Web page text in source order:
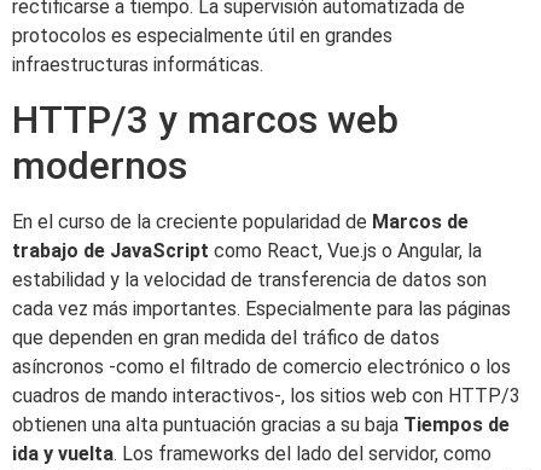
rectificarse a tiempo. La supervisión automatizada de
protocolos es especialmente útil en grandes
infraestructuras informáticas.
HTTP/3 y marcos web
modernos
En el curso de la creciente popularidad de Marcos de
trabajo de JavaScript como React, Vue.js o Angular, la
estabilidad y la velocidad de transferencia de datos son
cada vez más importantes. Especialmente para las páginas
que dependen en gran medida del tráfico de datos
asíncronos -como el filtrado de comercio electrónico o los
cuadros de mando interactivos-, los sitios web con HTTP/3
obtienen una alta puntuación gracias a su baja Tiempos de
ida y vuelta. Los frameworks del lado del servidor, como